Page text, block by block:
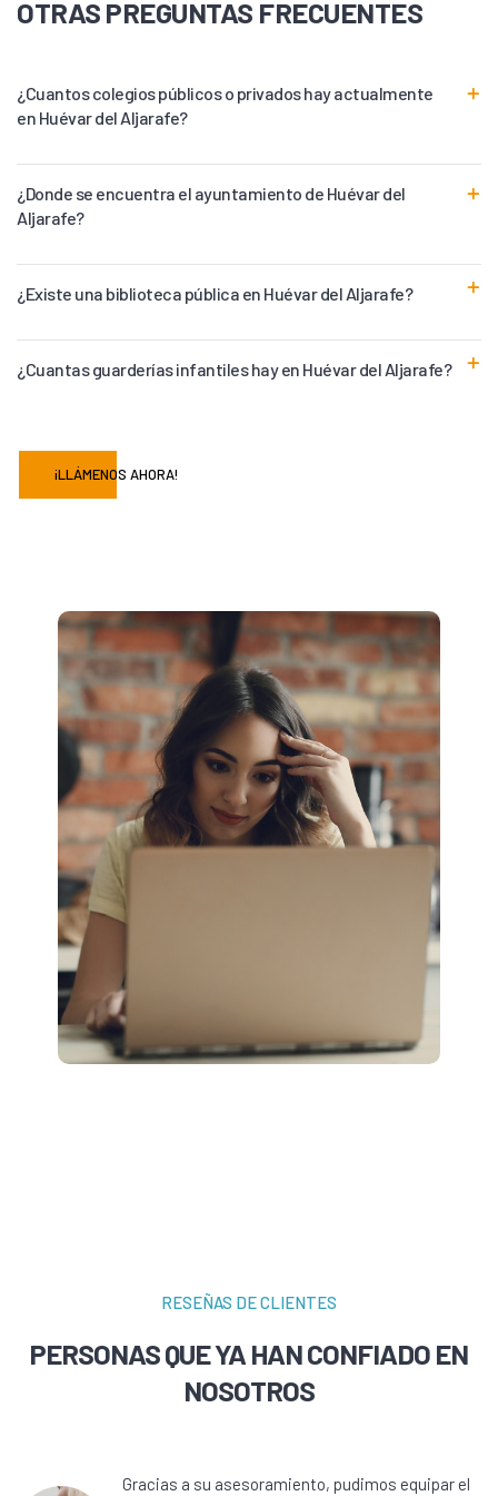
OTRAS PREGUNTAS FRECUENTES
¿Cuantos colegios públicos o privados hay actualmente
en Huévar del Aljarafe?
¿Donde se encuentra el ayuntamiento de Huévar del
Aljarafe?
¿Existe una biblioteca pública en Huévar del Aljarafe?
¿Cuantas guarderías infantiles hay en Huévar del Aljarafe?
¡LLÁMENOS AHORA!
RESEÑAS DE CLIENTES
PERSONAS QUE YA HAN CONFIADO EN
NOSOTROS
Gracias a su asesoramiento, pudimos equipar el